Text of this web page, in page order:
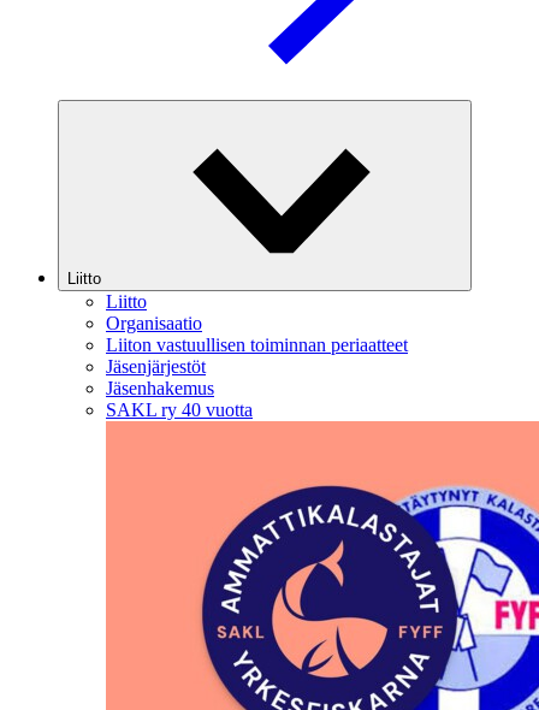
Liitto
Liitto
Organisaatio
Liiton vastuullisen toiminnan periaatteet
Jäsenjärjestöt
Jäsenhakemus
SAKL ry 40 vuotta